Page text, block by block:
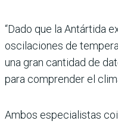
“Dado que la Antártida
oscilaciones de
una gran cantidad de
para comprender el
Ambos especialistas